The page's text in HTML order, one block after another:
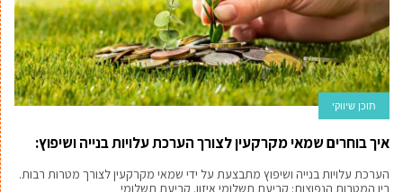
תוכן שיווקי
איך בוחרים שמאי מקרקעין לצורך הערכת עלויות בנייה ושיפוץ:
הערכת עלויות בנייה ושיפוץ מתבצעת על ידי שמאי מקרקעין לצורך מטרות רבות.
בין המטרות הנפוצות: קביעת תשלומי איזון. קביעת תשלומי